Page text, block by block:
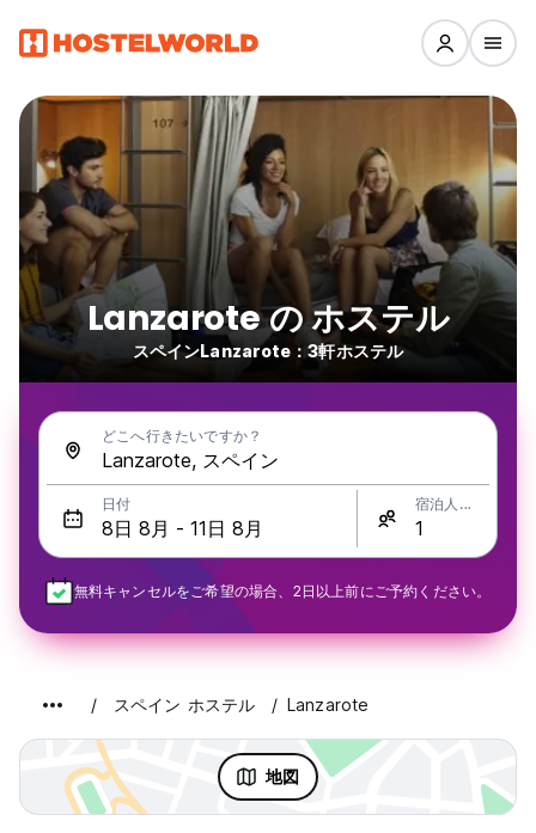
Lanzarote の ホステル
スペインLanzarote：3軒ホステル
どこへ行きたいですか？
日付 宿泊人数
無料キャンセルをご希望の場合、2日以上前にご予約ください。
スペイン ホステル Lanzarote
地図